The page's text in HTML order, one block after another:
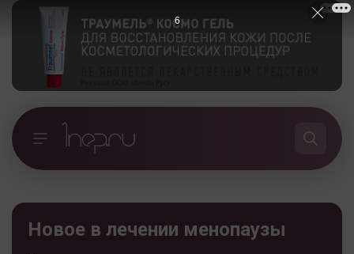
Новое в лечении менопаузы
6